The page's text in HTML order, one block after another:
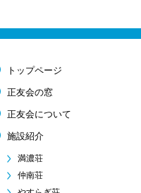
トップページ
正友会の窓
正友会について
施設紹介
満濃荘
仲南荘